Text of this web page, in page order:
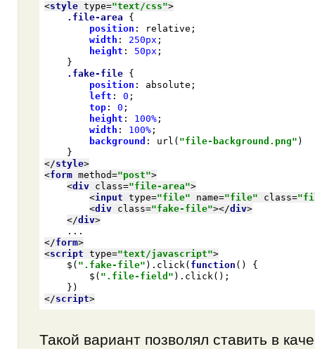
<style type="text/css">
.file-area {
position : relative;
width : 250px ;
height : 50px ;
    }
.fake-file {
position : absolute;
left : 0 ;
top: 0 ;
height : 100%;
width : 100%;
background : url ( "file-background.png" )
</style>
<form method="post">
<div class="file-area">
<input type="file" name="file" class=
<div class="fake-file"></div>
</div>
</form>
<script type="text/javascript">
    $(
".fake-file" ).click( function ( ) {
        $(
".file-field" ).click();
</script>
Такой вариант позволял ставить в